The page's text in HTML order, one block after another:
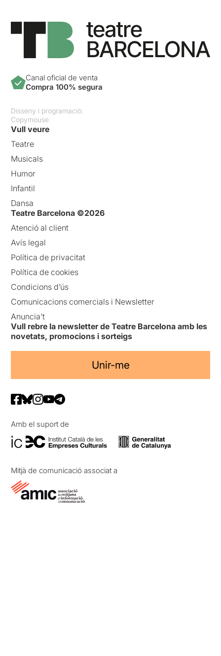
Canal oficial de venta
Compra 100% segura
Disseny i programació:
Copymouse
Vull veure
Teatre
Musicals
Humor
Infantil
Dansa
Teatre Barcelona ©2026
Atenció al client
Avís legal
Política de privacitat
Política de cookies
Condicions d’ús
Comunicacions comercials i Newsletter
Anuncia’t
Vull rebre la newsletter de Teatre Barcelona amb les
novetats, promocions i sorteigs
Unir-me
Amb el suport de
Mitjà de comunicació associat a